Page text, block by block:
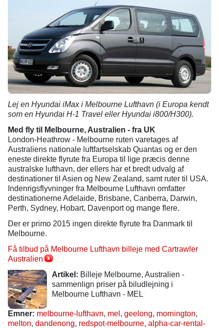
Lej en Hyundai iMax i Melbourne Lufthavn (i Europa kendt
som en Hyundai H-1 Travel eller Hyundai i800/H300).
Med fly til Melbourne, Australien - fra UK
London-Heathrow - Melbourne ruten varetages af
Australiens nationale luftfartselskab Quantas og er den
eneste direkte flyrute fra Europa til lige præcis denne
australske lufthavn, der ellers har et bredt udvalg af
destinationer til Asien og New Zealand, samt ruter til USA.
Indenrigsflyvninger fra Melbourne Lufthavn omfatter
destinationerne Adelaide, Brisbane, Canberra, Darwin,
Perth, Sydney, Hobart, Davenport og mange flere.
Der er primo 2015 ingen direkte flyrute fra Danmark til
Melbourne.
Få tilbud på Melbourne Lufthavn billeje med Cartrawler
Australien
Artikel: Billeje Melbourne, Australien -
sammenlign priser på biludlejning i
Melbourne Lufthavn - MEL
Emner: melbourne-lufthavn, mel , geelong, mornington,
melton, dandenong, redspot-melbourne, alpha-car-rental-